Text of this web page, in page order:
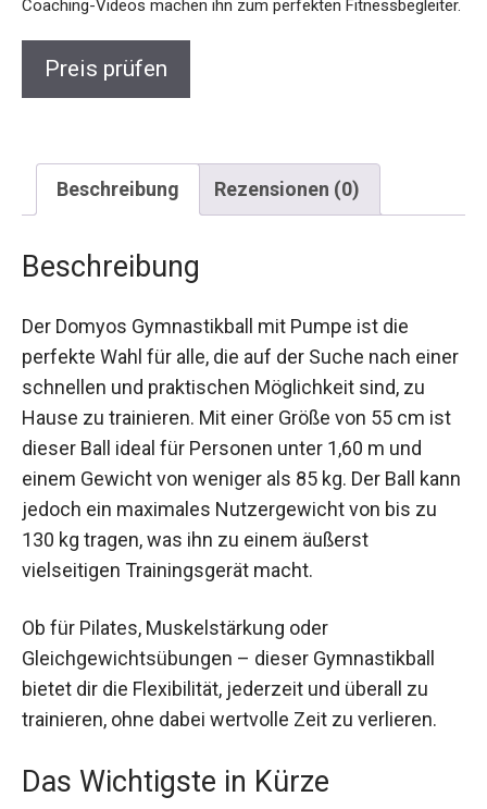
Fitnessbegleiter.
Preis prüfen
Beschreibung Rezensionen (0)
Beschreibung
Der Domyos Gymnastikball mit Pumpe ist die
perfekte Wahl für alle, die auf der Suche nach
einer schnellen und praktischen Möglichkeit sind,
zu Hause zu trainieren. Mit einer Größe von 55
cm ist dieser Ball ideal für Personen unter 1,60 m
und einem Gewicht von weniger als 85 kg. Der
Ball kann jedoch ein maximales Nutzergewicht
von bis zu 130 kg tragen, was ihn zu einem
äußerst vielseitigen Trainingsgerät macht.
Ob für Pilates, Muskelstärkung oder
Gleichgewichtsübungen – dieser Gymnastikball
bietet dir die Flexibilität, jederzeit und überall zu
trainieren, ohne dabei wertvolle Zeit zu verlieren.
Das Wichtigste in Kürze